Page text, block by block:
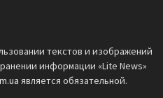
текстов и изображений
информации «Lite News»
является обязательной.